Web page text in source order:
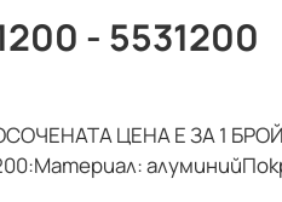
- 5531200
ЦЕНА Е ЗА 1 БРОЙ